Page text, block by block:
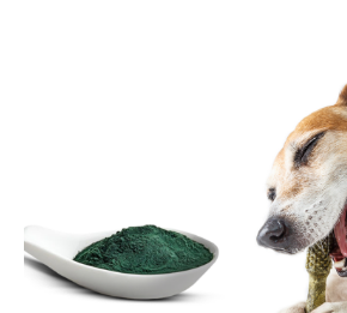
MAIS